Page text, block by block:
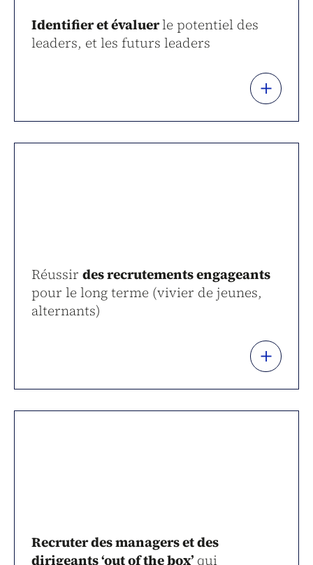
Identifier et évaluerle potentiel des
leaders, et les futurs leaders
+
Réussir des recrutements engageants
pour le long terme (vivier de jeunes,
alternants)
+
Recruter des managers et des
dirigeants ‘out of the box’ qui